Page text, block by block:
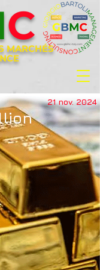
MARCHÉS
C
21 nov. 2024